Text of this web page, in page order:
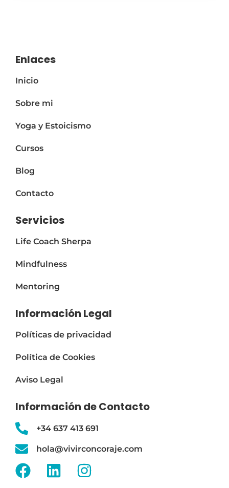
Enlaces
Inicio
Sobre mi
Yoga y Estoicismo
Cursos
Blog
Contacto
Servicios
Life Coach Sherpa
Mindfulness
Mentoring
Información Legal
Políticas de privacidad
Política de Cookies
Aviso Legal
Información de Contacto
+34 637 413 691
hola@vivirconcoraje.com